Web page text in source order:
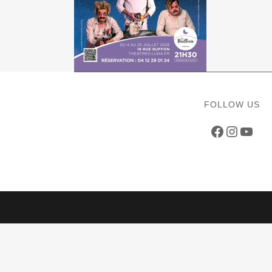
FOLLOW US
Facebook